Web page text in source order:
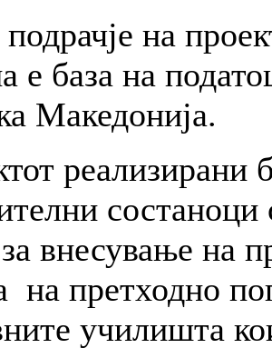
на
е база на
Македонија.
реализирани
внесување на
на претходно
училишта